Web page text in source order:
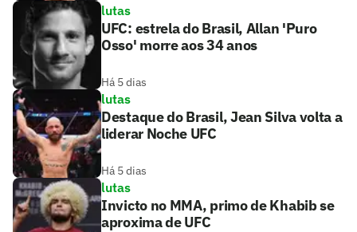
lutas
UFC: estrela do Brasil, Allan 'Puro
Osso' morre aos 34 anos
Há 5 dias
lutas
Destaque do Brasil, Jean Silva volta a
liderar Noche UFC
Há 5 dias
lutas
Invicto no MMA, primo de Khabib se
aproxima de UFC